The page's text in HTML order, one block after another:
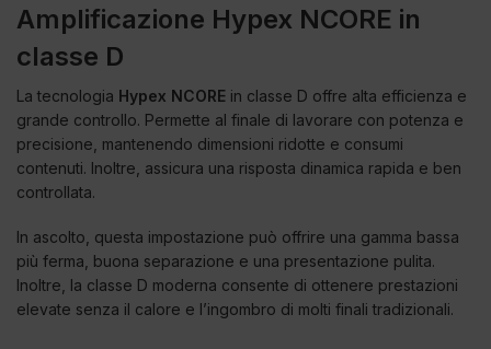
Amplificazione Hypex NCORE in
classe D
La tecnologia Hypex NCORE in classe D offre alta efficienza e
grande controllo. Permette al finale di lavorare con potenza e
precisione, mantenendo dimensioni ridotte e consumi
contenuti. Inoltre, assicura una risposta dinamica rapida e ben
controllata.
In ascolto, questa impostazione può offrire una gamma bassa
più ferma, buona separazione e una presentazione pulita.
Inoltre, la classe D moderna consente di ottenere prestazioni
elevate senza il calore e l’ingombro di molti finali tradizionali.